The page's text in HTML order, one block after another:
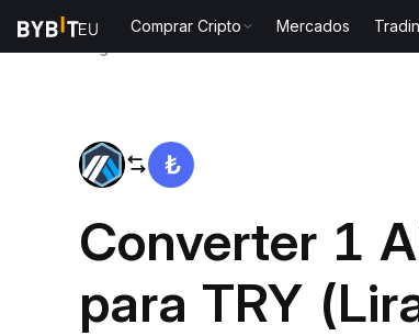
Comprar Cripto Mercados
Converter 1
para TRY